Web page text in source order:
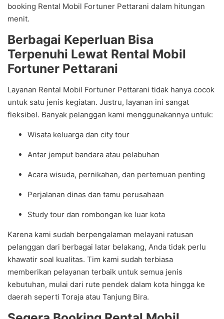
booking Rental Mobil Fortuner Pettarani dalam hitungan
menit.
Berbagai Keperluan Bisa
Terpenuhi Lewat Rental Mobil
Fortuner Pettarani
Layanan Rental Mobil Fortuner Pettarani tidak hanya cocok
untuk satu jenis kegiatan. Justru, layanan ini sangat
fleksibel. Banyak pelanggan kami menggunakannya untuk:
Wisata keluarga dan city tour
Antar jemput bandara atau pelabuhan
Acara wisuda, pernikahan, dan pertemuan penting
Perjalanan dinas dan tamu perusahaan
Study tour dan rombongan ke luar kota
Karena kami sudah berpengalaman melayani ratusan
pelanggan dari berbagai latar belakang, Anda tidak perlu
khawatir soal kualitas. Tim kami sudah terbiasa
memberikan pelayanan terbaik untuk semua jenis
kebutuhan, mulai dari rute pendek dalam kota hingga ke
daerah seperti Toraja atau Tanjung Bira.